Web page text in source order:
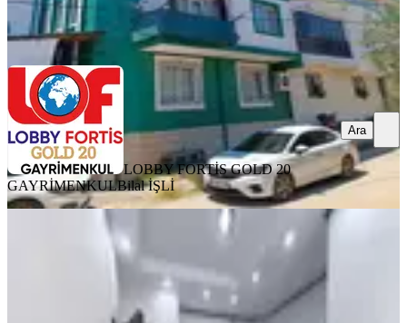
LOBBY FORTİS GOLD 20 GAYRİMENKUL Bilal İŞLİ
Ara
LOBBY FORTİS GOLD 20
GAYRİMENKULBilal İŞLİ
Ara
Bahçelievler Mahallesi 1+1 Kiralık
Apart 18.000.tl
Merkezefendi, Bahçelievler Mahallesi